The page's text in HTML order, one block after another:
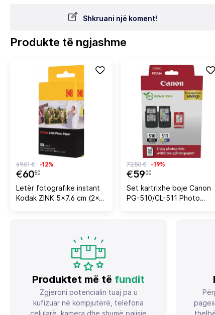
Shkruani një koment!
Produkte të ngjashme
€6050
69,01 € -12%
Letër fotografike instant
Kodak ZINK 5x7.6 cm (2x3
€5900
72,50 € -19%
Set kartrixhe boje Canon
PG-510/CL-511 Photo
Produktet më të fundit
Zgjeroni potencialin tuaj pa u
kufizuar në kompjuterë, telefona
celularë, kamera dhe shumë pajisje